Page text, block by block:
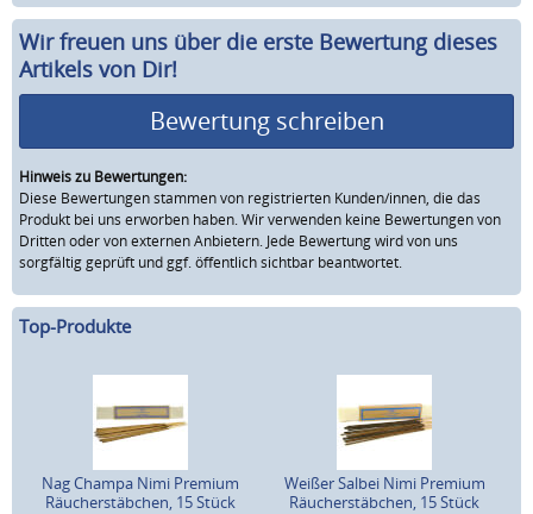
Wir freuen uns über die erste Bewertung dieses
Artikels von Dir!
Bewertung schreiben
Hinweis zu Bewertungen:
Diese Bewertungen stammen von registrierten Kunden/innen, die das
Produkt bei uns erworben haben. Wir verwenden keine Bewertungen von
Dritten oder von externen Anbietern. Jede Bewertung wird von uns
sorgfältig geprüft und ggf. öffentlich sichtbar beantwortet.
Top-Produkte
Nag Champa Nimi Premium
Räucherstäbchen, 15 Stück
Weißer Salbei Nimi Premium
Räucherstäbchen, 15 Stück